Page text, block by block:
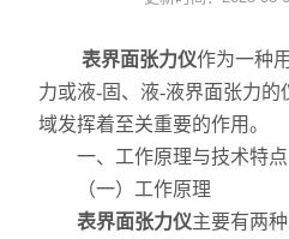
光谱部件及外设
拉曼光谱仪
差示/热重/差热/热分析
红外光谱（IR、傅立叶）
表界面张力仪作为一种
力或液-固、液-液界面张力
域发挥着至关重要的作用。
一、工作原理与技术特点
（一）工作原理
表界面张力仪主要有两